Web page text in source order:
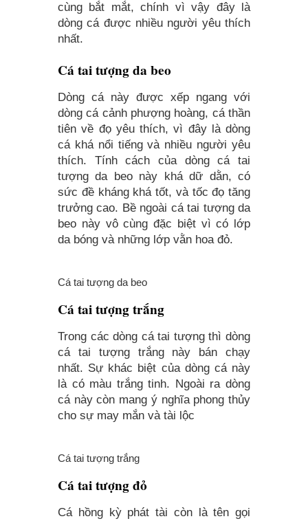
cùng bắt mắt, chính vì vậy đây là
dòng cá được nhiều người yêu thích
nhất.
Cá tai tượng da beo
Dòng cá này được xếp ngang với
dòng cá cảnh phượng hoàng, cá thần
tiên về đọ yêu thích, vì đây là dòng
cá khá nổi tiếng và nhiều người yêu
thích. Tính cách của dòng cá tai
tượng da beo này khá dữ dằn, có
sức đề kháng khá tốt, và tốc đọ tăng
trưởng cao. Bề ngoài cá tai tượng da
beo này vô cùng đặc biệt vì có lớp
da bóng và những lớp vằn hoa đỏ.
Cá tai tượng da beo
Cá tai tượng trắng
Trong các dòng cá tai tượng thì dòng
cá tai tượng trắng này bán chạy
nhất. Sự khác biệt của dòng cá này
là có màu trắng tinh. Ngoài ra dòng
cá này còn mang ý nghĩa phong thủy
cho sự may mắn và tài lộc
Cá tai tượng trắng
Cá tai tượng đỏ
Cá hồng kỳ phát tài còn là tên gọi